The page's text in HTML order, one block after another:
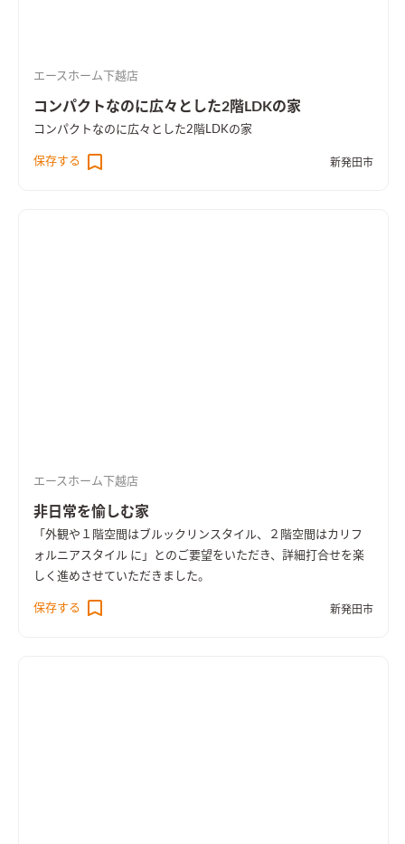
エースホーム下越店
コンパクトなのに広々とした2階LDKの家
コンパクトなのに広々とした2階LDKの家
保存する 新発田市
エースホーム下越店
非日常を愉しむ家
「外観や１階空間はブルックリンスタイル、２階空間はカリフ
ォルニアスタイル に」とのご要望をいただき、詳細打合せを楽
しく進めさせていただきました。
保存する 新発田市